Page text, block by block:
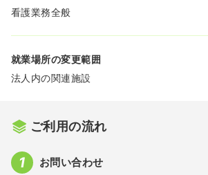
看護業務全般
就業場所の変更範囲
法人内の関連施設
ご利用の流れ
お問い合わせ